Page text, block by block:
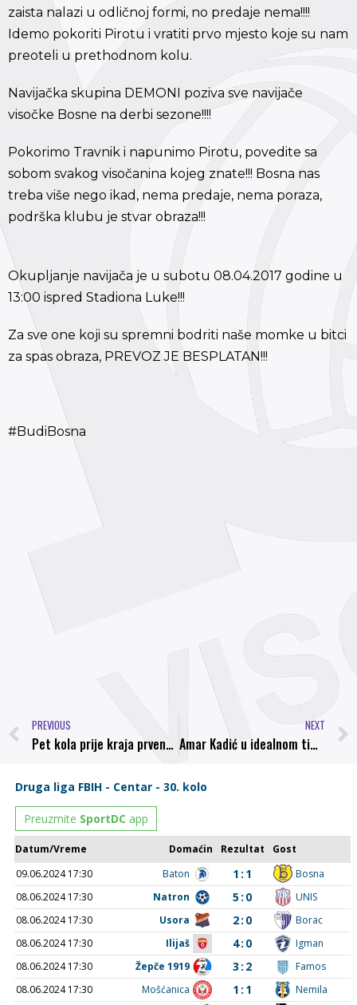
zaista nalazi u odličnoj formi, no predaje nema!!!!
Idemo pokoriti Pirotu i vratiti prvo mjesto koje su nam
preoteli u prethodnom kolu.
Navijačka skupina DEMONI poziva sve navijače
visočke Bosne na derbi sezone!!!!
Pokorimo Travnik i napunimo Pirotu, povedite sa
sobom svakog visočanina kojeg znate!!! Bosna nas
treba više nego ikad, nema predaje, nema poraza,
podrška klubu je stvar obraza!!!
Okupljanje navijača je u subotu 08.04.2017 godine u
13:00 ispred Stadiona Luke!!!
Za sve one koji su spremni bodriti naše momke u bitci
za spas obraza, PREVOZ JE BESPLATAN!!!
#BudiBosna
PREVIOUS
Pet kola prije kraja prvenstva RK “Bosna Centrotrans” Visoko ponovo Premijerligaš
NEXT
Amar Kadić u idealnom timu kola Prve lige FBiH po izboru sportske.ba